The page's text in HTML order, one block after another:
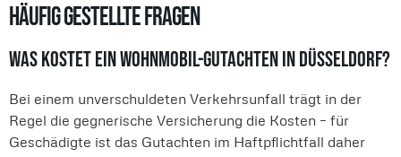
Häufig gestellte Fragen
Was kostet ein Wohnmobil-Gutachten in Düsseldorf?
Bei einem unverschuldeten Verkehrsunfall trägt in der
Regel die gegnerische Versicherung die Kosten – für
Geschädigte ist das Gutachten im Haftpflichtfall daher